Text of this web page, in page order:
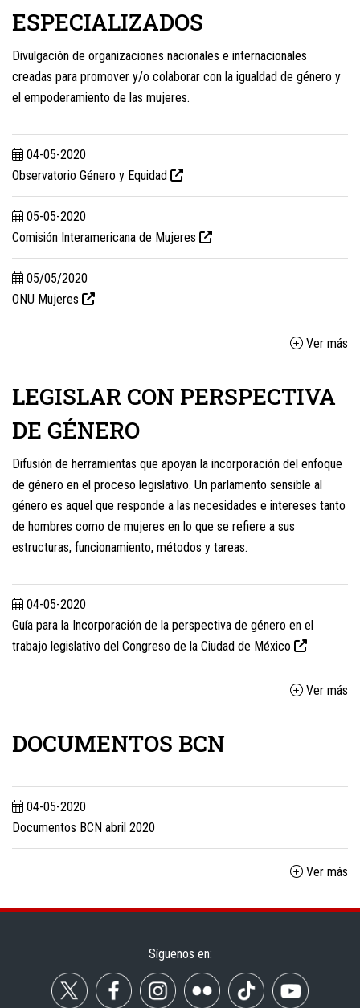
ESPECIALIZADOS
Divulgación de organizaciones nacionales e internacionales
creadas para promover y/o colaborar con la igualdad de género y
el empoderamiento de las mujeres.
04-05-2020
Observatorio Género y Equidad
05-05-2020
Comisión Interamericana de Mujeres
05/05/2020
ONU Mujeres
Ver más
LEGISLAR CON PERSPECTIVA
DE GÉNERO
Difusión de herramientas que apoyan la incorporación del enfoque
de género en el proceso legislativo. Un parlamento sensible al
género es aquel que responde a las necesidades e intereses tanto
de hombres como de mujeres en lo que se refiere a sus
estructuras, funcionamiento, métodos y tareas.
04-05-2020
Guía para la Incorporación de la perspectiva de género en el
trabajo legislativo del Congreso de la Ciudad de México
Ver más
DOCUMENTOS BCN
04-05-2020
Documentos BCN abril 2020
Ver más
Síguenos en: